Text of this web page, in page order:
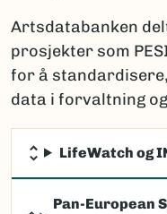
Artsdatabanken
prosjekter som
for å
data i forvaltning
LifeWatch og
Pan-European